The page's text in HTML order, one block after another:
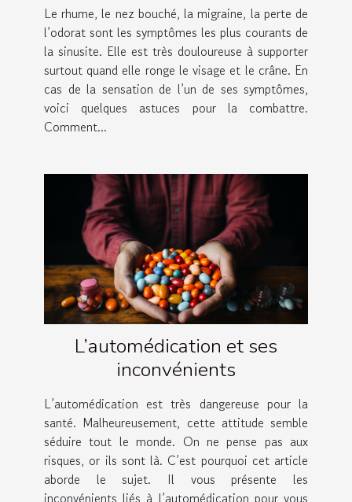
Le rhume, le nez bouché, la migraine, la perte de
l’odorat sont les symptômes les plus courants de
la sinusite. Elle est très douloureuse à supporter
surtout quand elle ronge le visage et le crâne. En
cas de la sensation de l’un de ses symptômes,
voici quelques astuces pour la combattre.
Comment...
L’automédication et ses
inconvénients
L’automédication est très dangereuse pour la
santé. Malheureusement, cette attitude semble
séduire tout le monde. On ne pense pas aux
risques, or ils sont là. C’est pourquoi cet article
aborde le sujet. Il vous présente les
inconvénients liés à l’automédication pour vous